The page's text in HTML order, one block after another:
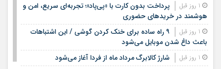
پرداخت بدون کارت با «پی‌پاد»؛ تجربه‌ای سریع، امن و
هوشمند در خریدهای حضوری
۹ راه ساده برای خنک کردن گوشی / این اشتباهات
باعث داغ شدن موبایل می‌شود
شارژ کالابرگ مرداد ماه از فردا آغاز می‌شود